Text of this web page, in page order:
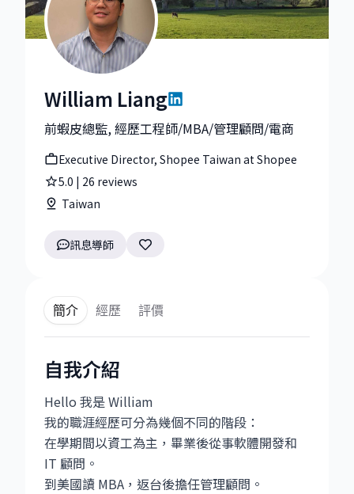
William Liang|Executive Director, Shopee Taiwan at
William Liang
前蝦皮總監, 經歷工程師/MBA/管理顧問/電商
Executive Director, Shopee Taiwan at Shopee
5.0 | 26 reviews
Taiwan
訊息導師
簡介 經歷 評價
自我介紹
Hello 我是 William
我的職涯經歷可分為幾個不同的階段：
在學期間以資工為主，畢業後從事軟體開發和
IT 顧問。
到美國讀 MBA，返台後擔任管理顧問。